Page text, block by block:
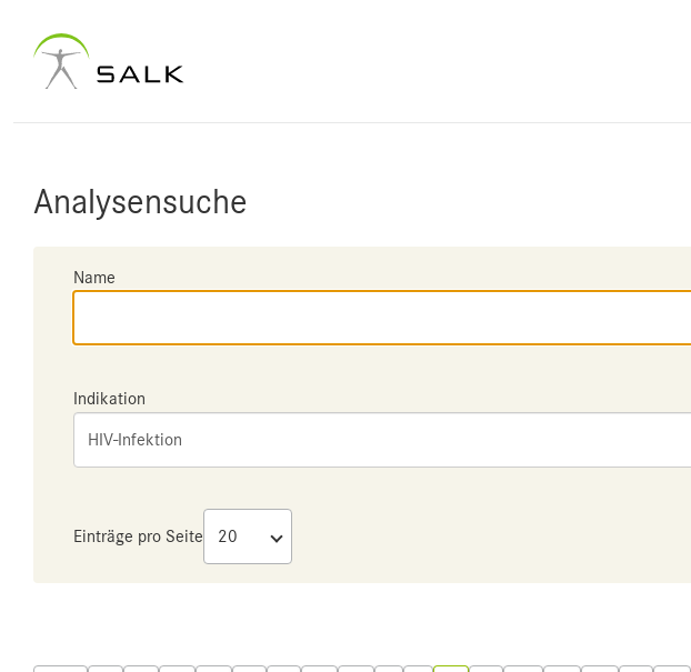
Analysensuche
Name
Indikation
HIV-Infektion
Einträge pro Seite